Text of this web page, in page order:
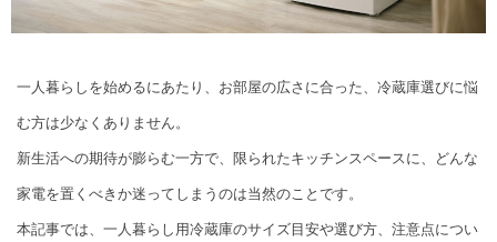
一人暮らしを始めるにあたり、お部屋の広さに合った、冷蔵庫選びに悩
む方は少なくありません。
新生活への期待が膨らむ一方で、限られたキッチンスペースに、どんな
家電を置くべきか迷ってしまうのは当然のことです。
本記事では、一人暮らし用冷蔵庫のサイズ目安や選び方、注意点につい